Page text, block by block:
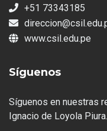
+51 73343185
www.csil.edu.pe
Síguenos
Síguenos en nuestras
Ignacio de Loyola Piura.